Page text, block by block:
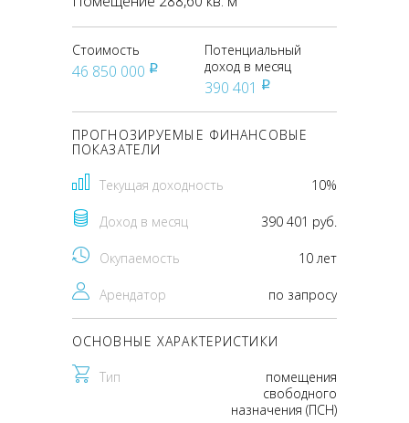
Стоимость
46 850 000 pуб
Потенциальный
доход в месяц
390 401 pуб
ПРОГНОЗИРУЕМЫЕ ФИНАНСОВЫЕ
ПОКАЗАТЕЛИ
Текущая доходность 10%
Доход в месяц 390 401 руб.
Окупаемость 10 лет
Арендатор по запросу
ОСНОВНЫЕ ХАРАКТЕРИСТИКИ
Тип
помещения
свободного
назначения (ПСН)